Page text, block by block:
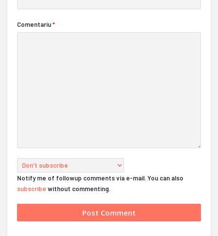
Comentariu*
Notify me of followup comments via e-mail. You can also
subscribe without commenting.